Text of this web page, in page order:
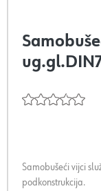
Samobušeći vijci
podkonstrukcija.